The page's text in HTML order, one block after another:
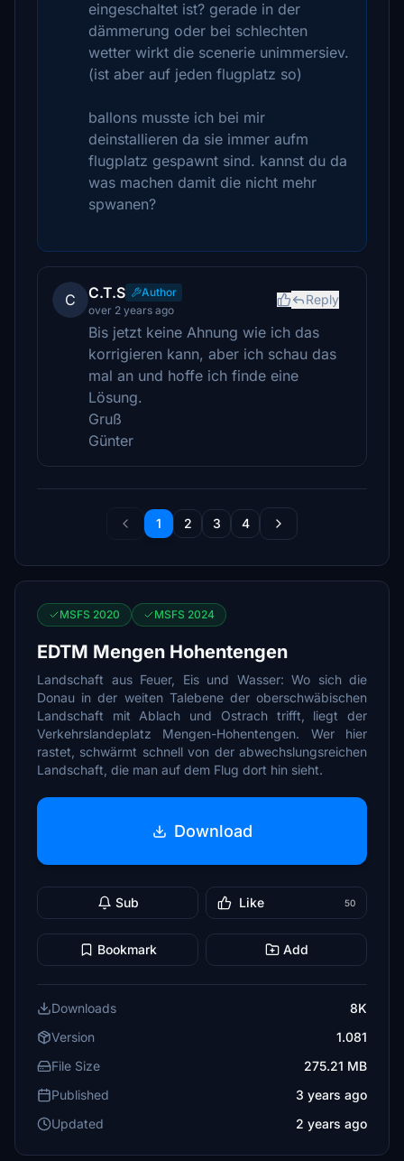
eingeschaltet ist? gerade in der
dämmerung oder bei schlechten
wetter wirkt die scenerie unimmersiev.
(ist aber auf jeden flugplatz so)
ballons musste ich bei mir
deinstallieren da sie immer aufm
flugplatz gespawnt sind. kannst du da
was machen damit die nicht mehr
spwanen?
C C.T.S
Author
over 2 years ago
Reply
Bis jetzt keine Ahnung wie ich das
korrigieren kann, aber ich schau das
mal an und hoffe ich finde eine
Lösung.
Gruß
Günter
1 2 3 4
MSFS 2020 MSFS 2024
EDTM Mengen Hohentengen
Landschaft aus Feuer, Eis und Wasser: Wo sich die
Donau in der weiten Talebene der oberschwäbischen
Landschaft mit Ablach und Ostrach trifft, liegt der
Verkehrslandeplatz Mengen-Hohentengen. Wer hier
rastet, schwärmt schnell von der abwechslungsreichen
Landschaft, die man auf dem Flug dort hin sieht.
Download
Sub Like 50
Bookmark Add
Downloads
8K
Version
1.081
File Size
275.21 MB
Published
3 years ago
Updated
2 years ago